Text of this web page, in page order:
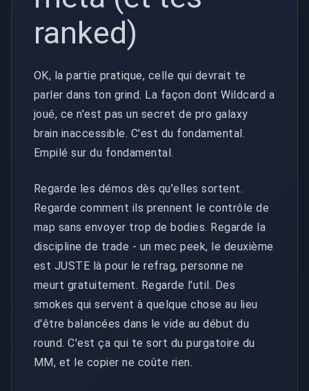
ranked)
OK, la partie pratique, celle qui devrait te
parler dans ton grind. La façon dont Wildcard a
joué, ce n'est pas un secret de pro galaxy
brain inaccessible. C'est du fondamental.
Empilé sur du fondamental.
Regarde les démos dès qu'elles sortent.
Regarde comment ils prennent le contrôle de
map sans envoyer trop de bodies. Regarde la
discipline de trade - un mec peek, le deuxième
est JUSTE là pour le refrag, personne ne
meurt gratuitement. Regarde l'util. Des
smokes qui servent à quelque chose au lieu
d'être balancées dans le vide au début du
round. C'est ça qui te sort du purgatoire du
MM, et le copier ne coûte rien.